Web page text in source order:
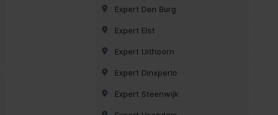
Expert Den Burg
Expert Elst
Expert Uithoorn
Expert Dinxperlo
Expert Steenwijk